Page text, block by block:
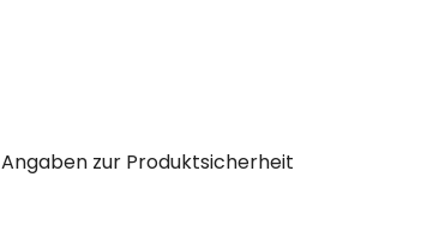
Angaben zur Produktsicherheit